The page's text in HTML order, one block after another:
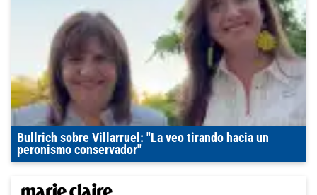
Bullrich sobre Villarruel: "La veo tirando hacia un
peronismo conservador"